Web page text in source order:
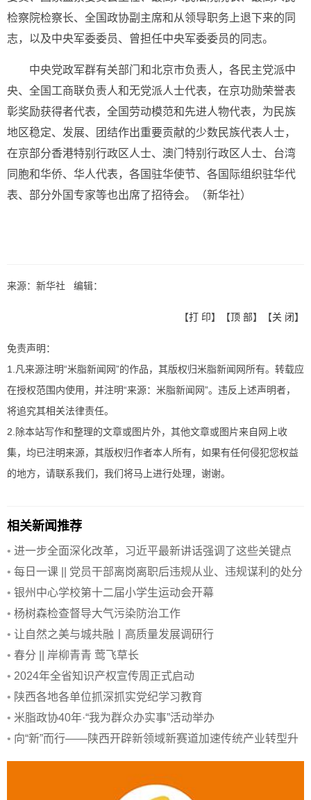
检察院检察长、全国政协副主席和从领导职务上退下来的同
志，以及中央军委委员、曾担任中央军委委员的同志。
中央党政军群有关部门和北京市负责人，各民主党派中
央、全国工商联负责人和无党派人士代表，在京功勋荣誉表
彰奖励获得者代表，全国劳动模范和先进人物代表，为民族
地区稳定、发展、团结作出重要贡献的少数民族代表人士，
在京部分香港特别行政区人士、澳门特别行政区人士、台湾
同胞和华侨、华人代表，各国驻华使节、各国际组织驻华代
表、部分外国专家等也出席了招待会。（新华社）
来源：新华社 编辑：
【打 印】【顶 部】【关 闭】
免责声明：
1.凡来源注明“米脂新闻网”的作品，其版权归米脂新闻网所有。转载应
在授权范围内使用，并注明“来源：米脂新闻网”。违反上述声明者，
将追究其相关法律责任。
2.除本站写作和整理的文章或图片外，其他文章或图片来自网上收
集，均已注明来源，其版权归作者本人所有，如果有任何侵犯您权益
的地方，请联系我们，我们将马上进行处理，谢谢。
相关新闻推荐
• 进一步全面深化改革，习近平最新讲话强调了这些关键点
• 每日一课 || 党员干部离岗离职后违规从业、违规谋利的处分
规定
• 银州中心学校第十二届小学生运动会开幕
• 杨树森检查督导大气污染防治工作
• 让自然之美与城共融丨高质量发展调研行
• 春分 || 岸柳青青 莺飞草长
• 2024年全省知识产权宣传周正式启动
• 陕西各地各单位抓深抓实党纪学习教育
• 米脂政协40年·“我为群众办实事”活动举办
• 向“新”而行——陕西开辟新领域新赛道加速传统产业转型升
级